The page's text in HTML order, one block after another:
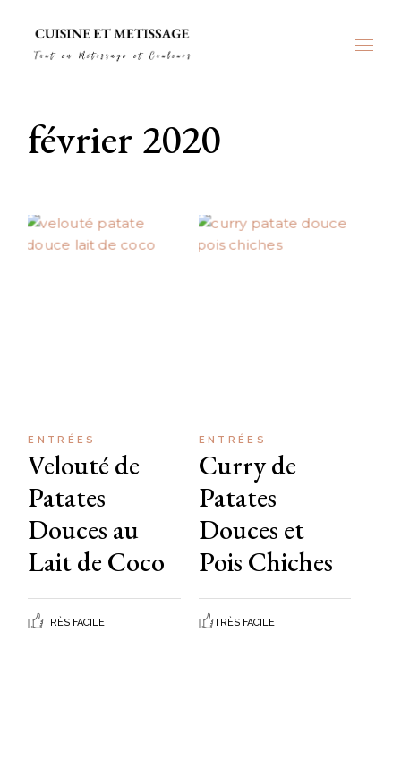
content
février 2020
ENTRÉES
Velouté de
Patates
Douces au
Lait de Coco
TRÈS FACILE
ENTRÉES
Curry de
Patates
Douces et
Pois Chiches
TRÈS FACILE